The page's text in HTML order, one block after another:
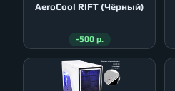
AeroСool RIFT (Чёрный)
-500 р.